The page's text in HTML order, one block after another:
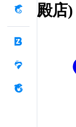
殿店)